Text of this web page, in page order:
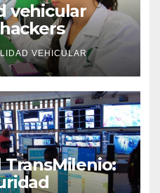
vehicular
VEHICULAR